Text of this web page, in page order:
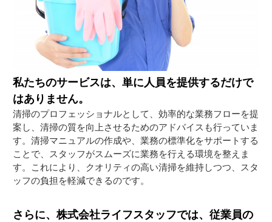
私たちのサービスは、単に人員を提供するだけで
はありません。
清掃のプロフェッショナルとして、効率的な業務フローを提
案し、清掃の質を向上させるためのアドバイスも行っていま
す。清掃マニュアルの作成や、業務の標準化をサポートする
ことで、スタッフがスムーズに業務を行える環境を整えま
す。これにより、クオリティの高い清掃を維持しつつ、スタ
ッフの負担を軽減できるのです。
さらに、株式会社ライフスタッフでは、従業員の